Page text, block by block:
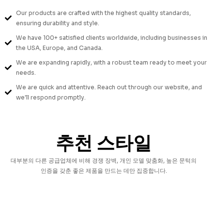
​Our products are crafted with the highest quality standards,
ensuring durability and style.
We have 100+ satisfied clients worldwide, including businesses in
the USA, Europe, and Canada.
We are expanding rapidly, with a robust team ready to meet your
needs.
We are quick and attentive. Reach out through our website, and
we'll respond promptly.
추천 스타일
대부분의 다른 공급업체에 비해 경쟁 장벽, 개인 모델 맞춤화, 높은 문턱의
인증을 갖춘 좋은 제품을 만드는 데만 집중합니다.